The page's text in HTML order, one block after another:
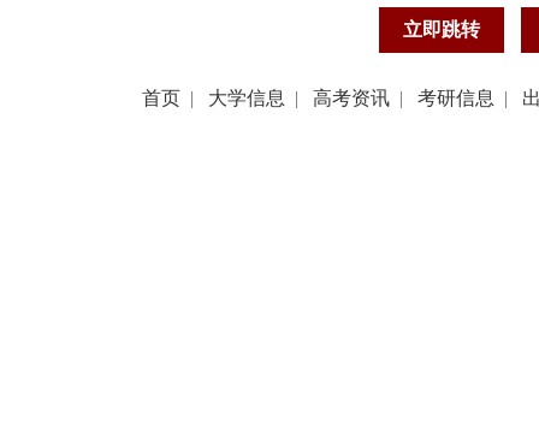
立即跳转
首页 | 大学信息 | 高考资讯 | 考研信息 |